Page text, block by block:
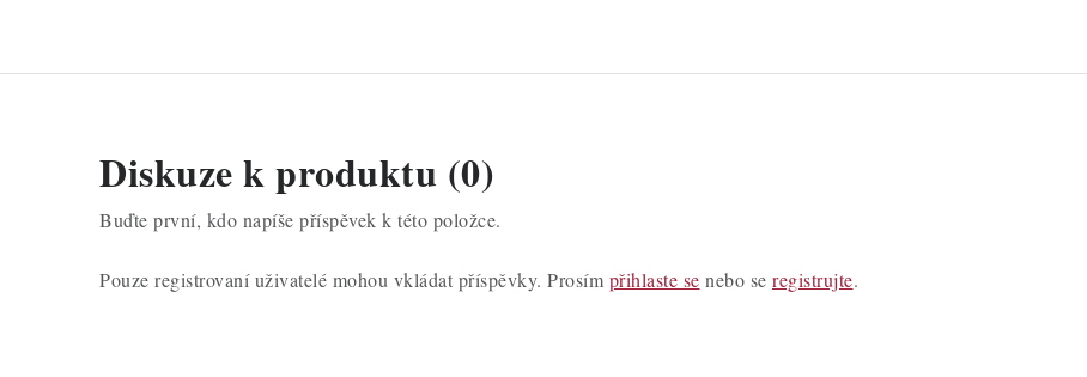
Diskuze k produktu (0)
Buďte první, kdo napíše příspěvek k této položce.
Pouze registrovaní uživatelé mohou vkládat příspěvky. Prosím přihlaste se nebo se registrujte.